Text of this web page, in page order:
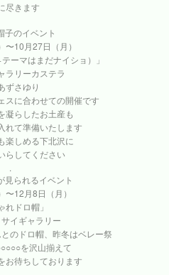
尽きます
子のイベント
〜10月27日（月）
ーマはまだナイショ）」
リーカステラ
ずさゆり
スに合わせての開催です
凝らしたお土産も
れて準備いたします
楽しめる下北沢に
らしてください
.
見られるイベント
〜12月8日（月）
れドロ帽」
イギャラリー
のドロ帽、昨冬はベレー祭
を沢山揃えて
お待ちしております